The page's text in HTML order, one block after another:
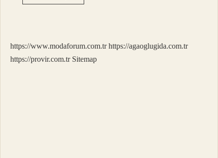
Yeri
Verilir
https://www.modaforum.com.tr https://agaoglugida.com.tr
https://provir.com.tr Sitemap